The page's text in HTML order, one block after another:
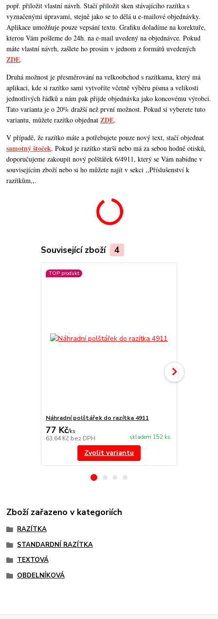
popř. přiložit vlastní návrh. Stačí přiložit sken stávajícího razítka s
vyznačenými úpravami, stejně jako se to dělá u e-mailové objednávky.
Aplikace umožňuje pouze vepsání textu. Grafiku doladíme na korektuře,
kterou Vám pošleme do 24h. na e-mail uvedený na objednávce. Pokud
máte vlastní návrh,zašlete ho prosím v jednom z formátů uvedených
ZDE.
Druhá možnost je přesměrování na velkoobchod s razítkama, který má
aplikaci, kde si razítko sami vytvoříte včetně výběru písma a velikosti
jednotlivých řádků a nám pak přijde objednávka jako koncovému výrobci.
Tato varianta je o 20% dražší než první možnost. Pokud si vyberete tuto
variantu, můžete razítko objednatZDE.
V případě, že razítko máte a potřebujete pouze nový text, stačí objednat
samotný štoček. Pokud je razítko starší nebo má za sebou hodně otisků,
doporučujeme zakoupit nový polštářek 6/4911, který se Vám nabídne v
souvisejícím zboží nebo si ho můžete najít v sekci ,,Příslušenství k
razítkům,,.
Související zboží 4
TOP produkt
Náhradní polštářek do razítka 4911
77 Kč/ks
63,64 Kč bez DPH skladem 152 ks
Zvolit variantu
Zboží zařazeno v kategoriích
RAZÍTKA
STANDARDNÍ RAZÍTKA
TEXTOVÁ
OBDELNÍKOVÁ